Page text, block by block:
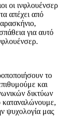
οι ινφλουένσερ
απέχει από
για αυτό
το
και
δικτύων
καταναλώνουμε,
ψυχολογία μας